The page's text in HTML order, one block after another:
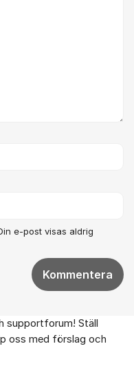
e-post visas aldrig
Kommentera
supportforum! Ställ
oss med förslag och